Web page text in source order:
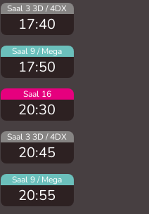
Saal 3 3D / 4DX
17:40
Saal 9 / Mega
17:50
Saal 16
20:30
Saal 3 3D / 4DX
20:45
Saal 9 / Mega
20:55